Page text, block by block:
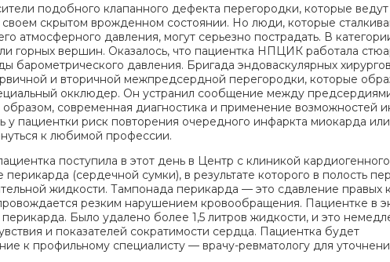
подобного клапанного дефекта перегородки, которые
своем скрытом врожденном состоянии. Но люди, которые
атмосферного давления, могут серьезно пострадать. В
горных вершин. Оказалось, что пациентка НПЦИК работала
барометрического давления. Бригада эндоваскулярных
и вторичной межпредсердной перегородки, которые
окклюдер. Он устранил сообщение между
образом, современная диагностика и применение возможностей
у пациентки риск повторения очередного инфаркта миокарда
к любимой профессии.
поступила в этот день в Центр с клиникой
перикарда (сердечной сумки), в результате которого в полость
жидкости. Тампонада перикарда — это сдавление
резким нарушением кровообращения. Пациентке в
Было удалено более 1,5 литров жидкости, и это
и показателей сократимости сердца. Пациентка будет
к профильному специалисту — врачу-ревматологу для